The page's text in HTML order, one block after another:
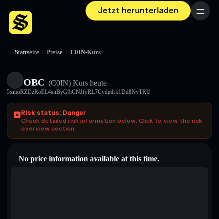
Jetzt herunterladen Menü
Startseite / Preise / C0IN-Kurs
OBC (C0IN) Kurs heute
5xmoRZDzRoEL4snByG9iCNJfyRL7Cvdpdrk1Dd8NvTRU
Risk status: Danger
Check detailed risk information below. Click to view the risk
overview section.
No price information available at this time.